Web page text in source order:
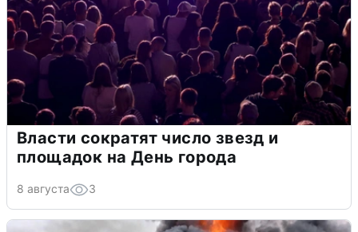
Власти сократят число звезд и
площадок на День города
8 августа 3